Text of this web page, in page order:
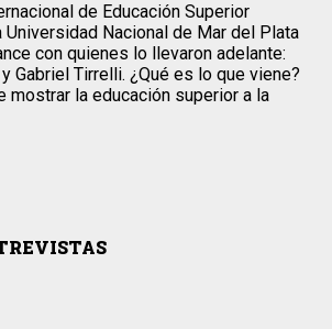
de Educación Superior
Universidad Nacional de Mar del Plata
con quienes lo llevaron adelante:
Gabriel Tirrelli. ¿Qué es lo que viene?
mostrar la educación superior a la